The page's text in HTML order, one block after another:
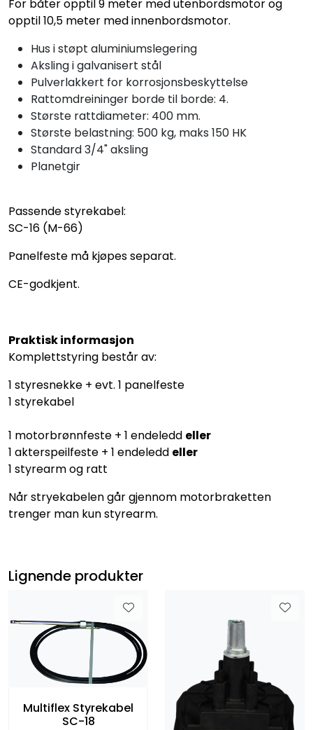
For båter opptil 9 meter med utenbordsmotor og
opptil 10,5 meter med innenbordsmotor.
Hus i støpt aluminiumslegering
Aksling i galvanisert stål
Pulverlakkert for korrosjonsbeskyttelse
Rattomdreininger borde til borde: 4.
Største rattdiameter: 400 mm.
Største belastning: 500 kg, maks 150 HK
Standard 3/4" aksling
Planetgir
Passende styrekabel:
SC-16 (M-66)
Panelfeste må kjøpes separat.
CE-godkjent.
Praktisk informasjon
Komplettstyring består av:
1 styresnekke + evt. 1 panelfeste
1 styrekabel
1 motorbrønnfeste + 1 endeledd eller
1 akterspeilfeste + 1 endeledd eller
1 styrearm og ratt
Når stryekabelen går gjennom motorbraketten
trenger man kun styrearm.
Lignende produkter
Multiflex Styrekabel
SC-18